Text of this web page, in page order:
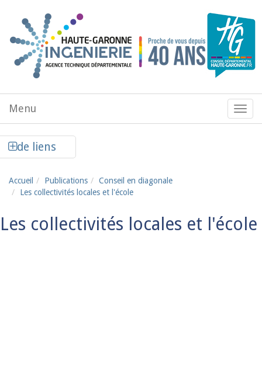
Menu
de
Menu
de liens
Accueil Publications
Conseil en diagonale
Les collectivités locales et l'école
Les collectivités locales et l'école